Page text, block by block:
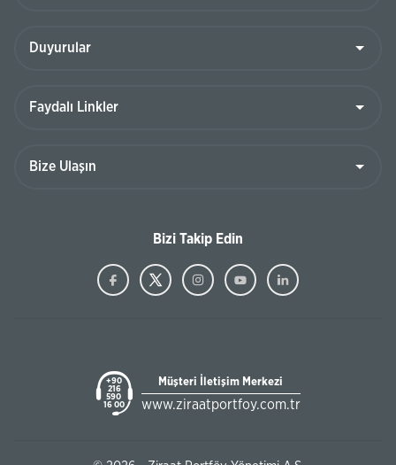
Bizi Takip Edin
+90
216
590
16 00
Müşteri İletişim Merkezi
www.ziraatportfoy.com.tr